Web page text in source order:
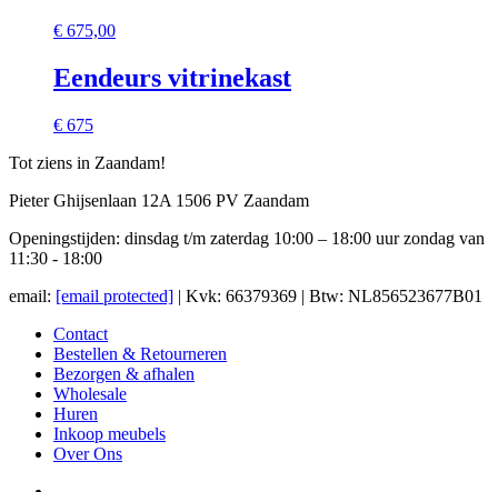
€ 675,00
Eendeurs vitrinekast
€ 675
Tot ziens in Zaandam!
Pieter Ghijsenlaan 12A 1506 PV Zaandam
Openingstijden: dinsdag t/m zaterdag 10:00 – 18:00 uur zondag van
11:30 - 18:00
email: [email protected] | Kvk: 66379369 | Btw: NL856523677B01
Contact
Bestellen & Retourneren
Bezorgen & afhalen
Wholesale
Huren
Inkoop meubels
Over Ons